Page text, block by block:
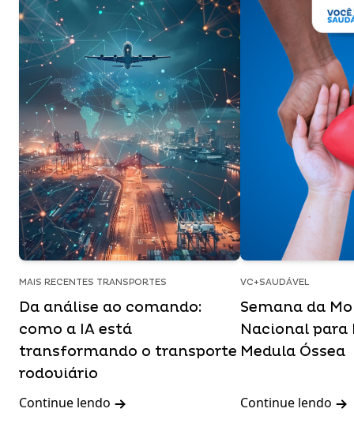
MAIS RECENTES TRANSPORTES
Da análise ao comando:
como a IA está
transformando o transporte
rodoviário
Continue lendo
VC+SAUDÁVEL
Semana da
Nacional para
Medula Óssea
Continue lendo